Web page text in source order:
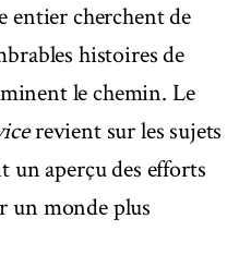
entier cherchent de
histoires de
le chemin. Le
revient sur les sujets
un aperçu des efforts
un monde plus